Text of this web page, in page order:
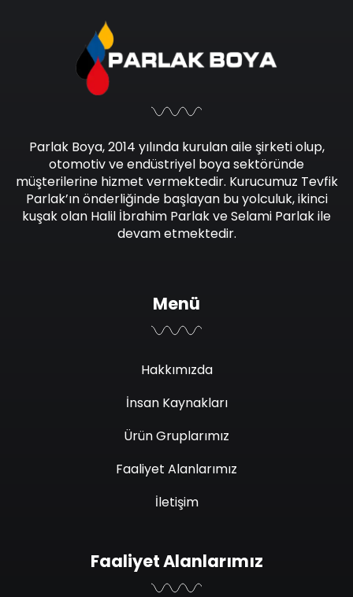
Parlak Boya, 2014 yılında kurulan aile şirketi olup,
otomotiv ve endüstriyel boya sektöründe
müşterilerine hizmet vermektedir. Kurucumuz Tevfik
Parlak’ın önderliğinde başlayan bu yolculuk, ikinci
kuşak olan Halil İbrahim Parlak ve Selami Parlak ile
devam etmektedir.
Menü
Hakkımızda
İnsan Kaynakları
Ürün Gruplarımız
Faaliyet Alanlarımız
İletişim
Faaliyet Alanlarımız